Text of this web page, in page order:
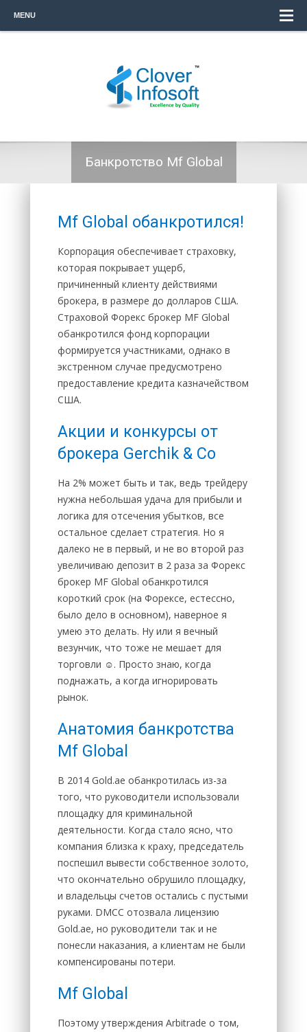
MENU
Банкротство Mf Global
Mf Global обанкротился!
Корпорация обеспечивает страховку,
которая покрывает ущерб,
причиненный клиенту действиями
брокера, в размере до долларов США.
Страховой Форекс брокер MF Global
обанкротился фонд корпорации
формируется участниками, однако в
экстренном случае предусмотрено
предоставление кредита казначейством
США.
Акции и конкурсы от
брокера Gerchik & Co
На 2% может быть и так, ведь трейдеру
нужна небольшая удача для прибыли и
логика для отсечения убытков, все
остальное сделает стратегия. Но я
далеко не в первый, и не во второй раз
увеличиваю депозит в 2 раза за Форекс
брокер MF Global обанкротился
короткий срок (на Форексе, естессно,
было дело в основном), наверное я
умею это делать. Ну или я вечный
везунчик, что тоже не мешает для
торговли ☺️. Просто знаю, когда
поднажать, а когда игнорировать
рынок.
Анатомия банкротства
Mf Global
В 2014 Gold.ae обанкротилась из-за
того, что руководители использовали
площадку для криминальной
деятельности. Когда стало ясно, что
компания близка к краху, председатель
поспешил вывести собственное золото,
что окончательно обрушило площадку,
и владельцы счетов остались с пустыми
руками. DMCC отозвала лицензию
Gold.ae, но руководители так и не
понесли наказания, а клиентам не были
компенсированы потери.
Mf Global
Поэтому утверждения Arbitrade о том,